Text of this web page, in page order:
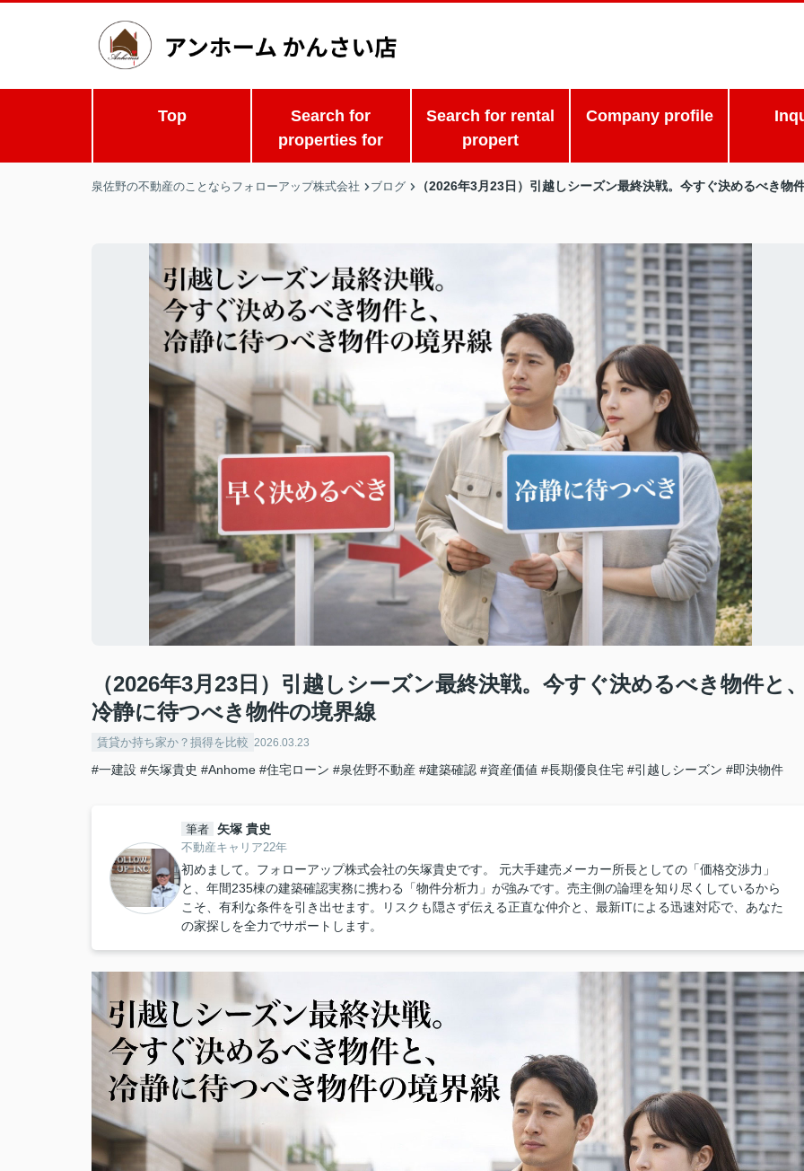
Top
Search for
properties for
Search for rental
propert
Company profile
泉佐野の不動産のことならフォローアップ株式会社 ブログ （2026年3月23日）引越しシーズン最終決戦。今すぐ決めるべき物
（2026年3月23日）引越しシーズン最終決戦。今すぐ決めるべき物件と
冷静に待つべき物件の境界線
賃貸か持ち家か？損得を比較 2026.03.23
#一建設 #矢塚貴史 #Anhome #住宅ローン #泉佐野不動産 #建築確認 #資産価値 #長期優良住宅 #引越しシーズン #即決物件
筆者 矢塚 貴史
不動産キャリア22年
初めまして。フォローアップ株式会社の矢塚貴史です。 元大手建売メーカー所長としての「価格交渉力」
と、年間235棟の建築確認実務に携わる「物件分析力」が強みです。売主側の論理を知り尽くしているから
こそ、有利な条件を引き出せます。リスクも隠さず伝える正直な仲介と、最新ITによる迅速対応で、あなた
の家探しを全力でサポートします。